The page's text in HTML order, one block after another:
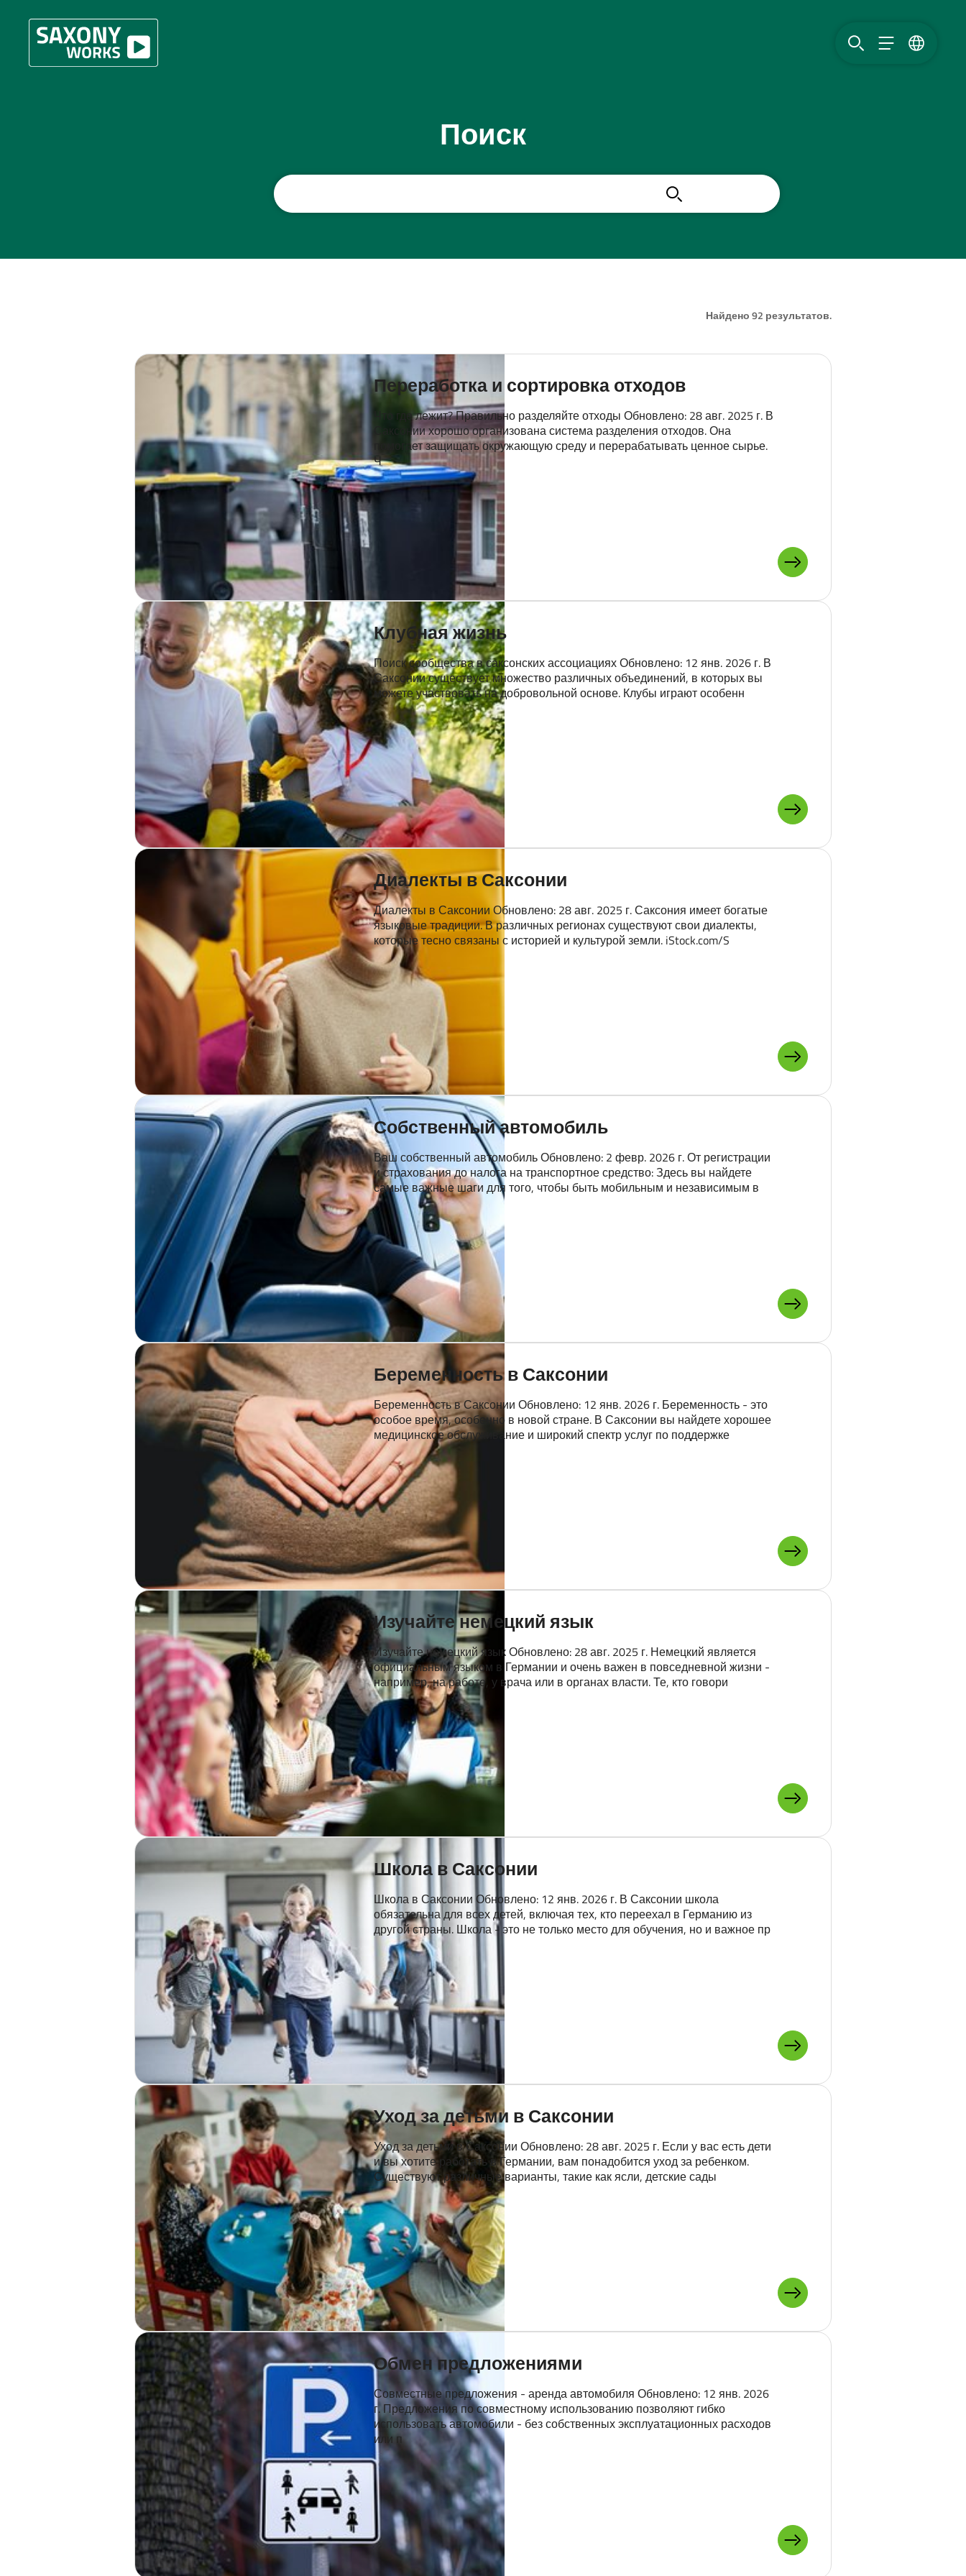
ПОИСКМЕНЮЯЗЫК
Поиск
Введите поисковый термин
Search
Найдено 92 результатов.
Переработка и сортировка отходов
Что где лежит? Правильно разделяйте отходы Обновлено: 28 авг. 2025 г. В
Саксонии хорошо организована система разделения отходов. Она
помогает защищать окружающую среду и перерабатывать ценное сырье.
Ч
ПОДРОБНЕЕ О:
Клубная жизнь
Поиск сообщества в саксонских ассоциациях Обновлено: 12 янв. 2026 г. В
Саксонии существует множество различных объединений, в которых вы
можете участвовать на добровольной основе. Клубы играют особенн
ПОДРОБНЕЕ О: КЛУБНАЯ
Диалекты в Саксонии
Диалекты в Саксонии Обновлено: 28 авг. 2025 г. Саксония имеет богатые
языковые традиции. В различных регионах существуют свои диалекты,
которые тесно связаны с историей и культурой земли. iStock.com/S
ПОДРОБНЕЕ О: ДИАЛЕКТЫ
Собственный автомобиль
Ваш собственный автомобиль Обновлено: 2 февр. 2026 г. От регистрации
и страхования до налога на транспортное средство: Здесь вы найдете
самые важные шаги для того, чтобы быть мобильным и независимым в
ПОДРОБНЕЕ О:
Беременность в Саксонии
Беременность в Саксонии Обновлено: 12 янв. 2026 г. Беременность - это
особое время, особенно в новой стране. В Саксонии вы найдете хорошее
медицинское обслуживание и широкий спектр услуг по поддержке
ПОДРОБНЕЕ О:
Изучайте немецкий язык
Изучайте немецкий язык Обновлено: 28 авг. 2025 г. Немецкий является
официальным языком в Германии и очень важен в повседневной жизни -
например, на работе, у врача или в органах власти. Те, кто говори
ПОДРОБНЕЕ О: ИЗУЧАЙТЕ
Школа в Саксонии
Школа в Саксонии Обновлено: 12 янв. 2026 г. В Саксонии школа
обязательна для всех детей, включая тех, кто переехал в Германию из
другой страны. Школа - это не только место для обучения, но и важное пр
ПОДРОБНЕЕ О: ШКОЛА В
Уход за детьми в Саксонии
Уход за детьми в Саксонии Обновлено: 28 авг. 2025 г. Если у вас есть дети
и вы хотите работать в Германии, вам понадобится уход за ребенком.
Существуют различные варианты, такие как ясли, детские сады
ПОДРОБНЕЕ О: УХОД ЗА
Обмен предложениями
Совместные предложения - аренда автомобиля Обновлено: 12 янв. 2026
г. Предложения по совместному использованию позволяют гибко
использовать автомобили - без собственных эксплуатационных расходов
или п
ПОДРОБНЕЕ О: ОБМЕН